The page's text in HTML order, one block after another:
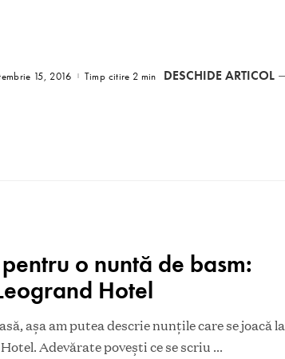
15, 2016 Timp citire 2 min DESCHIDE ARTICOL
o nuntă de basm:
Hotel
aşa am putea descrie nunţile care se joacă la
Adevărate poveşti ce se scriu ...